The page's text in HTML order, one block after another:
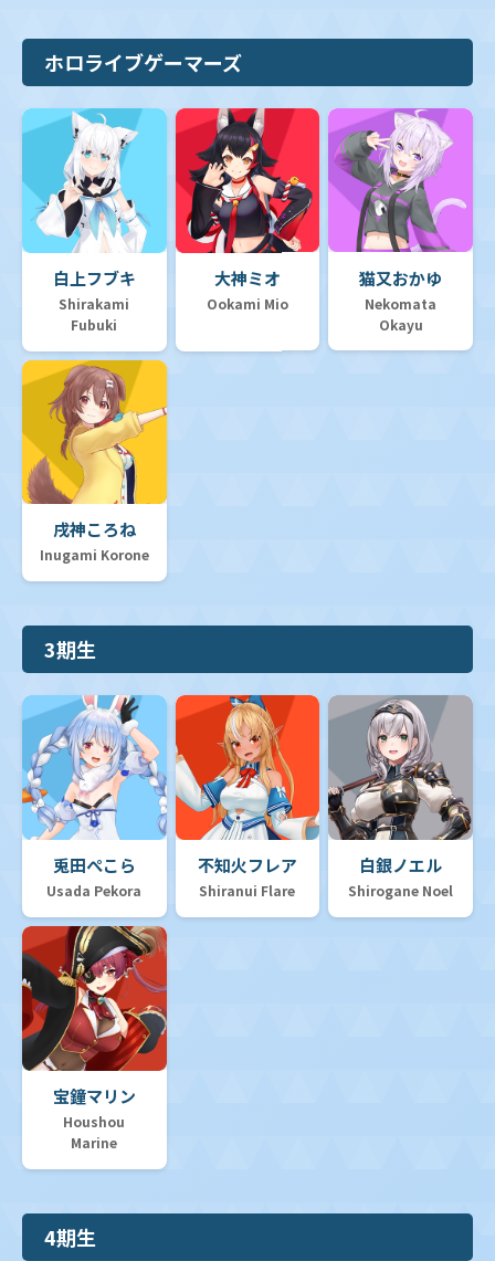
ホロライブゲーマーズ
白上フブキ
Shirakami
Fubuki
大神ミオ
Ookami Mio
猫又おかゆ
Nekomata
Okayu
戌神ころね
Inugami Korone
3期生
兎田ぺこら
Usada Pekora
不知火フレア
Shiranui Flare
白銀ノエル
Shirogane Noel
宝鐘マリン
Houshou
Marine
4期生